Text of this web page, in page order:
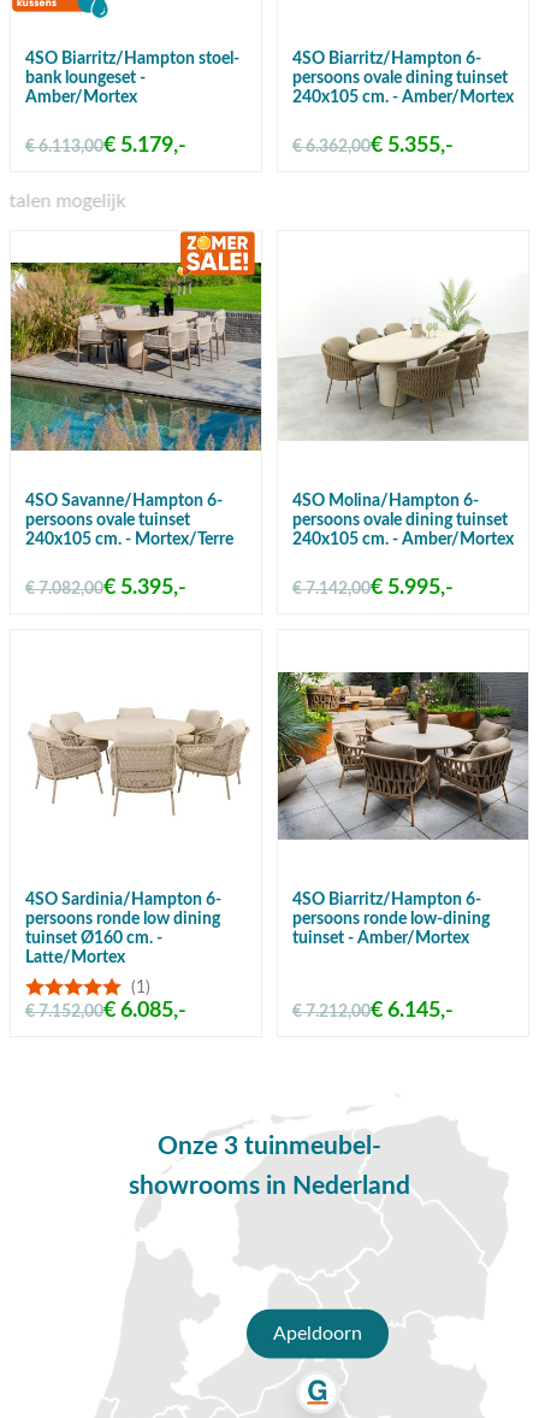
4SO Biarritz/Hampton stoel-
bank loungeset -
Amber/Mortex
€ 6.113,00€ 5.179,-
4SO Biarritz/Hampton 6-
persoons ovale dining tuinset
240x105 cm. - Amber/Mortex
€ 6.362,00€ 5.355,-
4SO Savanne/Hampton 6-
persoons ovale tuinset
240x105 cm. - Mortex/Terre
€ 7.082,00€ 5.395,-
4SO Molina/Hampton 6-
persoons ovale dining tuinset
240x105 cm. - Amber/Mortex
€ 7.142,00€ 5.995,-
4SO Sardinia/Hampton 6-
persoons ronde low dining
tuinset Ø160 cm. -
Latte/Mortex
(1)
€ 7.152,00€ 6.085,-
4SO Biarritz/Hampton 6-
persoons ronde low-dining
tuinset - Amber/Mortex
€ 7.212,00€ 6.145,-
Onze 3 tuinmeubel-
showrooms in Nederland
Apeldoorn